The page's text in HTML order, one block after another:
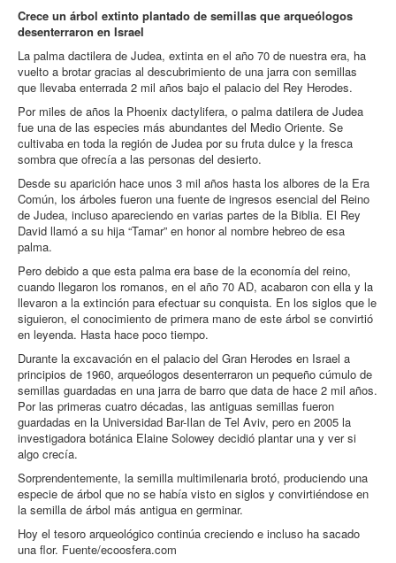
Crece un árbol extinto plantado de semillas que arqueólogos
desenterraron en Israel
La palma dactilera de Judea, extinta en el año 70 de nuestra era, ha
vuelto a brotar gracias al descubrimiento de una jarra con semillas
que llevaba enterrada 2 mil años bajo el palacio del Rey Herodes.
Por miles de años la Phoenix dactylifera, o palma datilera de Judea
fue una de las especies más abundantes del Medio Oriente. Se
cultivaba en toda la región de Judea por su fruta dulce y la fresca
sombra que ofrecía a las personas del desierto.
Desde su aparición hace unos 3 mil años hasta los albores de la Era
Común, los árboles fueron una fuente de ingresos esencial del Reino
de Judea, incluso apareciendo en varias partes de la Biblia. El Rey
David llamó a su hija “Tamar” en honor al nombre hebreo de esa
palma.
Pero debido a que esta palma era base de la economía del reino,
cuando llegaron los romanos, en el año 70 AD, acabaron con ella y la
llevaron a la extinción para efectuar su conquista. En los siglos que le
siguieron, el conocimiento de primera mano de este árbol se convirtió
en leyenda. Hasta hace poco tiempo.
Durante la excavación en el palacio del Gran Herodes en Israel a
principios de 1960, arqueólogos desenterraron un pequeño cúmulo de
semillas guardadas en una jarra de barro que data de hace 2 mil años.
Por las primeras cuatro décadas, las antiguas semillas fueron
guardadas en la Universidad Bar-Ilan de Tel Aviv, pero en 2005 la
investigadora botánica Elaine Solowey decidió plantar una y ver si
algo crecía.
Sorprendentemente, la semilla multimilenaria brotó, produciendo una
especie de árbol que no se había visto en siglos y convirtiéndose en
la semilla de árbol más antigua en germinar.
Hoy el tesoro arqueológico continúa creciendo e incluso ha sacado
una flor. Fuente/ecoosfera.com